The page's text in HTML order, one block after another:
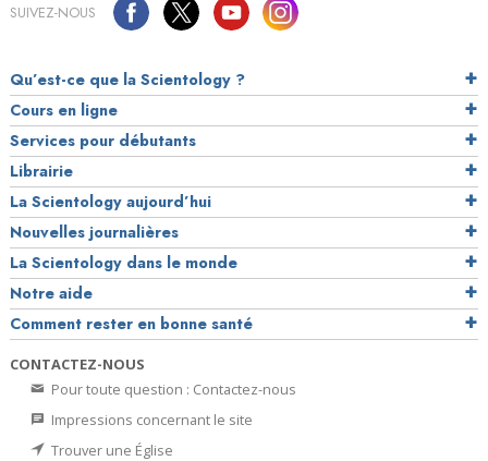
SUIVEZ-NOUS
Qu’est-ce que la Scientology ?
Cours en ligne
Services pour débutants
Librairie
La Scientology aujourd’hui
Nouvelles journalières
La Scientology dans le monde
Notre aide
Comment rester en bonne santé
CONTACTEZ-NOUS
Pour toute question : Contactez-nous
Impressions concernant le site
Trouver une Église